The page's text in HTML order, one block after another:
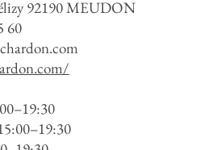
92190 MEUDON
60